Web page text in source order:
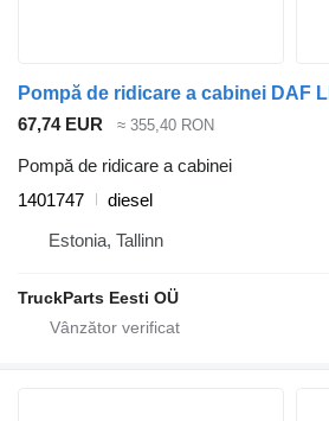
67,74 EUR ≈ 355,40 RON
Pompă de ridicare a cabinei
1401747
diesel
Estonia, Tallinn
TruckParts Eesti OÜ